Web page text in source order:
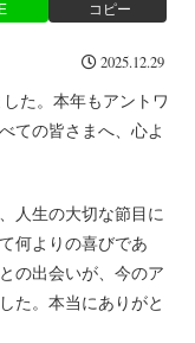
コピー
2025.12.29
た。本年もアントワ
ての皆さまへ、心よ
人生の大切な節目に
何よりの喜びであ
の出会いが、今のア
た。本当にありがと